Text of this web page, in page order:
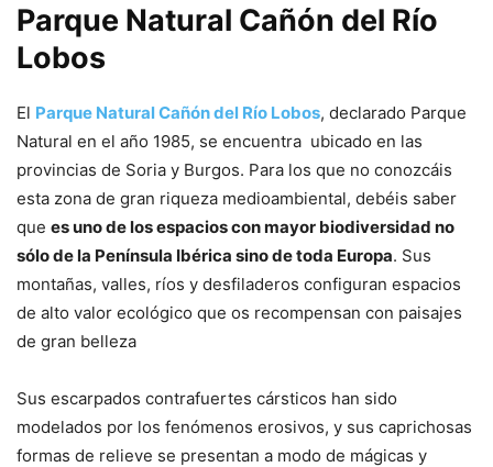
Parque Natural Cañón del Río
Lobos
El Parque Natural Cañón del Río Lobos, declarado Parque
Natural en el año 1985, se encuentra ubicado en las
provincias de Soria y Burgos. Para los que no conozcáis
esta zona de gran riqueza medioambiental, debéis saber
que es uno de los espacios con mayor biodiversidad no
sólo de la Península Ibérica sino de toda Europa. Sus
montañas, valles, ríos y desfiladeros configuran espacios
de alto valor ecológico que os recompensan con paisajes
de gran belleza
Sus escarpados contrafuertes cársticos han sido
modelados por los fenómenos erosivos, y sus caprichosas
formas de relieve se presentan a modo de mágicas y